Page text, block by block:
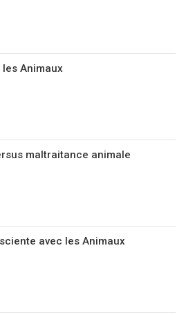
Animaux
maltraitance animale
avec les Animaux